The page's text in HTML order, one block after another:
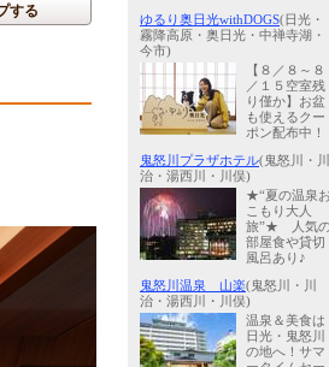
する ゆるり奥日光withDOGS(日光・
霧降高原・奥日光・中禅寺湖・
今市)
【８／８～８
／１５空室残
り僅か】お盆
も使えるクー
ポン配布中！
鬼怒川プラザホテル(鬼怒川・川
治・湯西川・川俣)
★“夏の温泉
こもり大人
旅”★ 人気
部屋食や貸切
風呂あり♪
鬼怒川温泉 山楽(鬼怒川・川
治・湯西川・川俣)
温泉＆美食は
日光・鬼怒川
の地へ！サマ